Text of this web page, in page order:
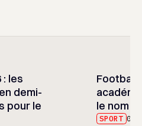
: les
demi-
pour le
Football
le nom
SPORT 09/